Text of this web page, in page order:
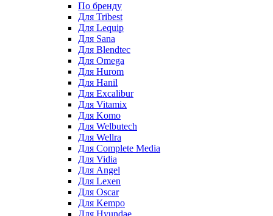
По бренду
Для Tribest
Для Lequip
Для Sana
Для Blendtec
Для Omega
Для Hurom
Для Hanil
Для Excalibur
Для Vitamix
Для Komo
Для Welbutech
Для Wellra
Для Complete Media
Для Vidia
Для Angel
Для Lexen
Для Oscar
Для Kempo
Для Hyundae